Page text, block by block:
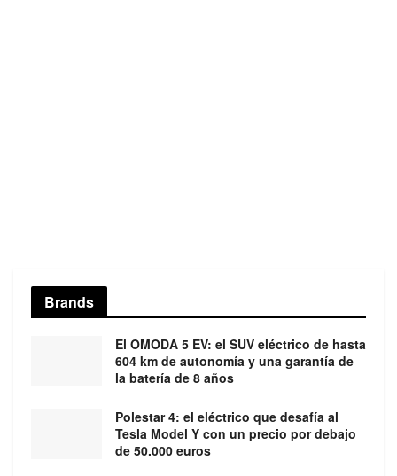
Brands
El OMODA 5 EV: el SUV eléctrico de hasta
604 km de autonomía y una garantía de
la batería de 8 años
Polestar 4: el eléctrico que desafía al
Tesla Model Y con un precio por debajo
de 50.000 euros